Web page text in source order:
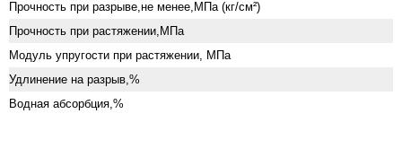
Прочность при разрыве,не менее,МПа (кг/см²)
Прочность при растяжении,МПа
Модуль упругости при растяжении, МПа
Удлинение на разрыв,%
Водная абсорбция,%